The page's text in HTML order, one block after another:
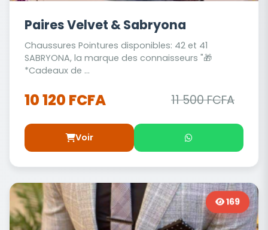
Paires Velvet & Sabryona
Chaussures Pointures disponibles: 42 et 41
SABRYONA, la marque des connaisseurs "🎁
*Cadeaux de ...
10 120 FCFA 11 500 FCFA
Voir
169